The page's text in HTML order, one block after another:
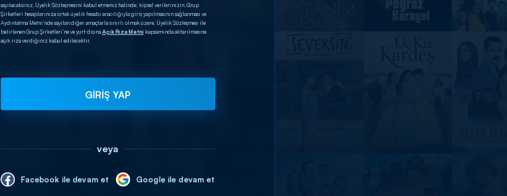
sayılacaksınız. Üyelik Sözleşmesini kabul etmeniz halinde; kişisel verilerinizin, Grup
Şirketleri hesaplarınıza ortak üyelik hesabı aracılığıyla giriş yapılmasının sağlanması ve
Aydınlatma Metni’nde sayılan diğer amaçlarla sınırlı olmak üzere, Üyelik Sözleşmesi ile
belirlenen Grup Şirketleri’ne ve yurt dışınaAçık Rıza Metni kapsamında aktarılmasına
açık rıza verdiğiniz kabul edilecektir.
GİRİŞ YAP
veya
Facebook ile devam et Google ile devam et